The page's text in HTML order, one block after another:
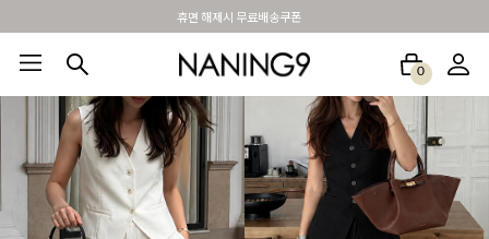
BEST 포토리뷰 - 매주 2명추첨 3만원쿠폰
0
BEST100🤍 NEW5% 베스트재진행 썸머여행룩 아울렛